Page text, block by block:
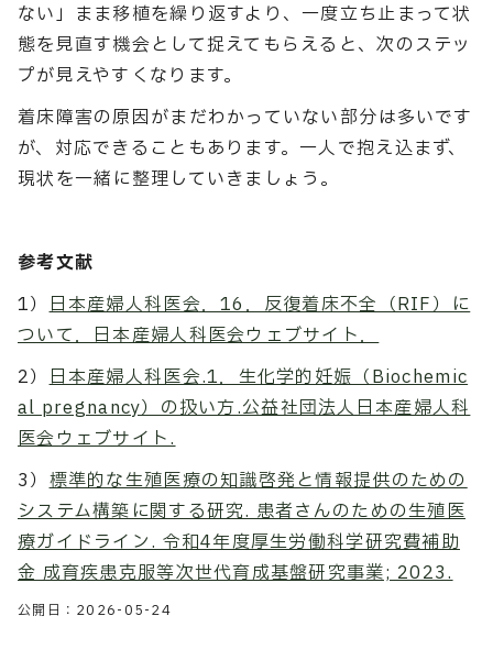
ない」まま移植を繰り返すより、一度立ち止まって状
態を見直す機会として捉えてもらえると、次のステッ
プが見えやすくなります。
着床障害の原因がまだわかっていない部分は多いです
が、対応できることもあります。一人で抱え込まず、
現状を一緒に整理していきましょう。
参考文献
1）日本産婦人科医会．16．反復着床不全（RIF）に
ついて．日本産婦人科医会ウェブサイト．
2）日本産婦人科医会.1．生化学的妊娠（Biochemic
al pregnancy）の扱い方.公益社団法人日本産婦人科
医会ウェブサイト.
3）標準的な生殖医療の知識啓発と情報提供のための
システム構築に関する研究. 患者さんのための生殖医
療ガイドライン. 令和4年度厚生労働科学研究費補助
金 成育疾患克服等次世代育成基盤研究事業; 2023.
公開日： 2026-05-24